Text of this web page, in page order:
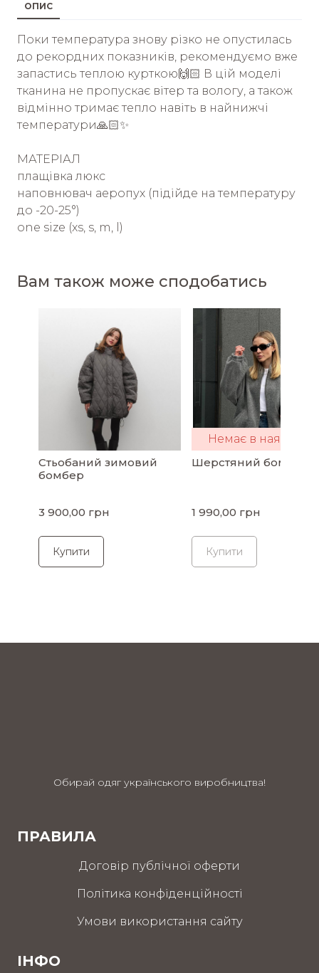
ОПИС
Поки температура знову різко не опустилась
до рекордних показників, рекомендуємо вже
запастись теплою курткою🙌🏻 В цій моделі
тканина не пропускає вітер та вологу, а також
відмінно тримає тепло навіть в найнижчі
температури🙏🏻✨
МАТЕРІАЛ
плащівка люкс
наповнювач аеропух (підійде на температуру
до -20-25°)
one size (xs, s, m, l)
Вам також може сподобатись
Стьобаний зимовий
бомбер
3 900,00 грн
Купити
Немає в наявності
Шерстяний бомбер
1 990,00 грн
Купити
Обирай одяг українського виробництва!
ПРАВИЛА
Договір публічної оферти
Політика конфіденційності
Умови використання сайту
ІНФО